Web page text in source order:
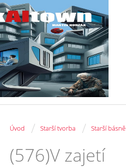
Úvod / Starší tvorba / Starší básně
(576)V zajetí